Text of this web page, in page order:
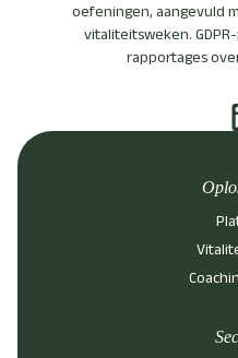
oefeningen, aangevuld
vitaliteitsweken.
rapportages